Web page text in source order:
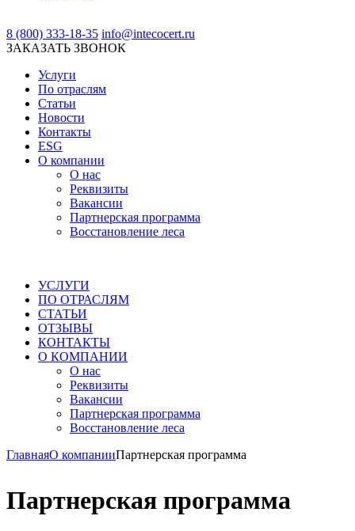
8 (800) 333-18-35 info@intecocert.ru
ЗАКАЗАТЬ ЗВОНОК
Услуги
По отраслям
Статьи
Новости
Контакты
ESG
О компании
О нас
Реквизиты
Вакансии
Партнерская программа
Восстановление леса
УСЛУГИ
ПО ОТРАСЛЯМ
СТАТЬИ
ОТЗЫВЫ
КОНТАКТЫ
О КОМПАНИИ
О нас
Реквизиты
Вакансии
Партнерская программа
Восстановление леса
ГлавнаяО компанииПартнерская программа
Партнерская программа